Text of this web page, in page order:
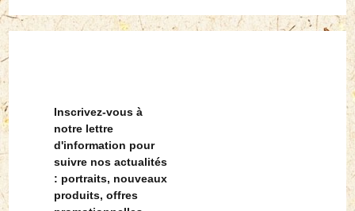
Inscrivez-vous à
notre lettre
d'information pour
suivre nos actualités
: portraits, nouveaux
produits, offres